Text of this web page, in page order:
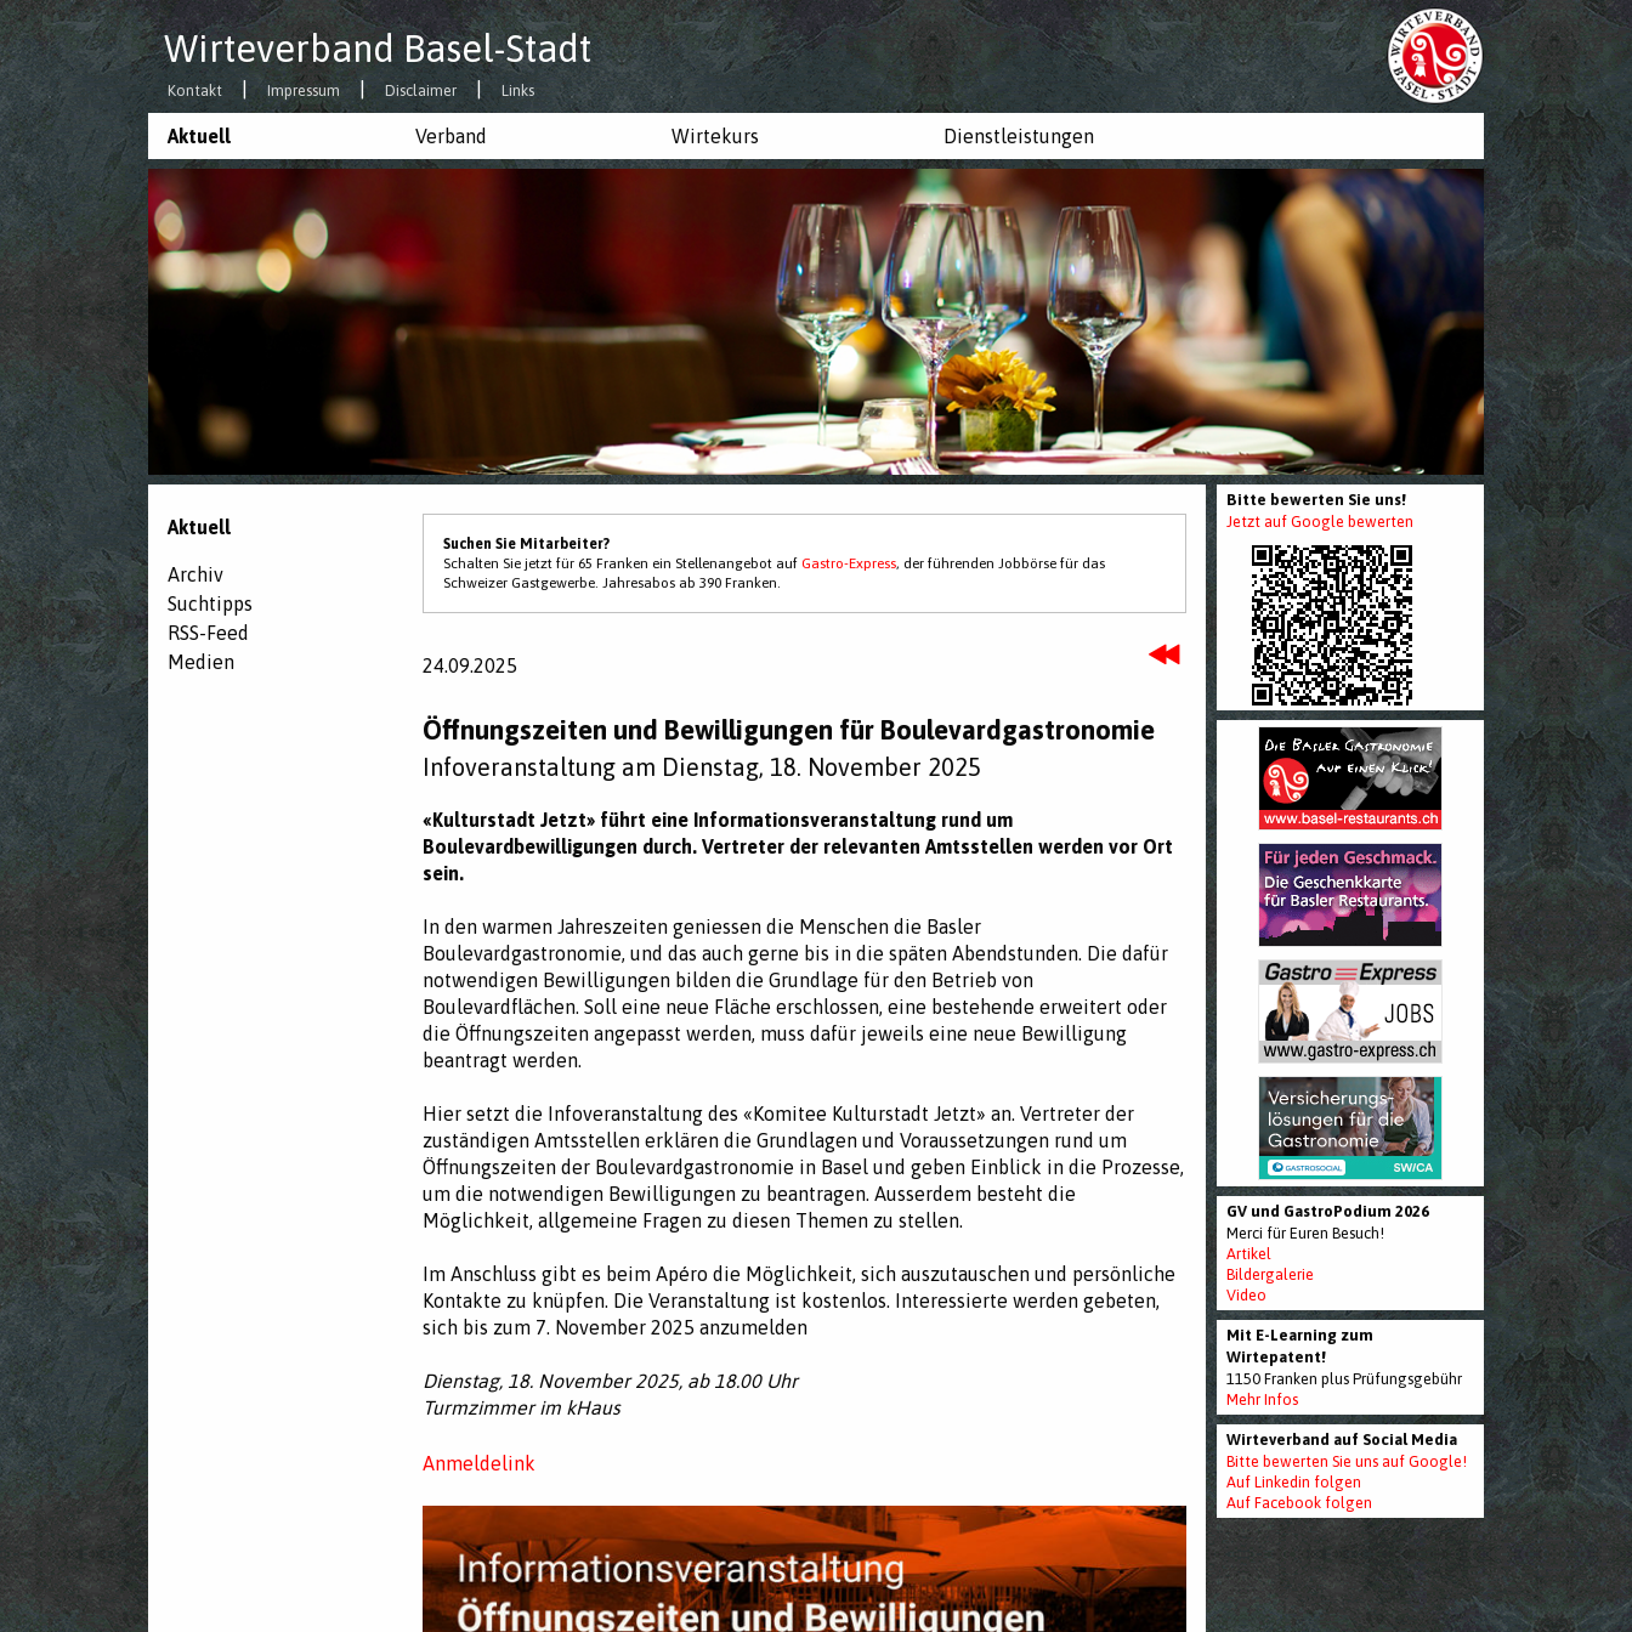
Wirteverband Basel-Stadt
Kontakt Impressum Disclaimer Links
Aktuell Verband Wirtekurs Dienstleistungen
Aktuell
Archiv
Suchtipps
RSS-Feed
Medien
Suchen Sie Mitarbeiter?
Schalten Sie jetzt für 65 Franken ein Stellenangebot auf Gastro-Express, der führenden Jobbörse für das
Schweizer Gastgewerbe. Jahresabos ab 390 Franken.
24.09.2025
Öffnungszeiten und Bewilligungen für Boulevardgastronomie
Infoveranstaltung am Dienstag, 18. November 2025
«Kulturstadt Jetzt» führt eine Informationsveranstaltung rund um
Boulevardbewilligungen durch. Vertreter der relevanten Amtsstellen werden vor Ort
sein.
In den warmen Jahreszeiten geniessen die Menschen die Basler
Boulevardgastronomie, und das auch gerne bis in die späten Abendstunden. Die dafür
notwendigen Bewilligungen bilden die Grundlage für den Betrieb von
Boulevardflächen. Soll eine neue Fläche erschlossen, eine bestehende erweitert oder
die Öffnungszeiten angepasst werden, muss dafür jeweils eine neue Bewilligung
beantragt werden.
Hier setzt die Infoveranstaltung des «Komitee Kulturstadt Jetzt» an. Vertreter der
zuständigen Amtsstellen erklären die Grundlagen und Voraussetzungen rund um
Öffnungszeiten der Boulevardgastronomie in Basel und geben Einblick in die Prozesse,
um die notwendigen Bewilligungen zu beantragen. Ausserdem besteht die
Möglichkeit, allgemeine Fragen zu diesen Themen zu stellen.
Im Anschluss gibt es beim Apéro die Möglichkeit, sich auszutauschen und persönliche
Kontakte zu knüpfen. Die Veranstaltung ist kostenlos. Interessierte werden gebeten,
sich bis zum 7. November 2025 anzumelden
Dienstag, 18. November 2025, ab 18.00 Uhr
Turmzimmer im kHaus
Anmeldelink
Bitte bewerten Sie uns!
Jetzt auf Google bewerten
GV und GastroPodium 2026
Merci für Euren Besuch!
Artikel
Bildergalerie
Video
Mit E-Learning zum
Wirtepatent!
1150 Franken plus Prüfungsgebühr
Mehr Infos
Wirteverband auf Social Media
Bitte bewerten Sie uns auf Google!
Auf Linkedin folgen
Auf Facebook folgen